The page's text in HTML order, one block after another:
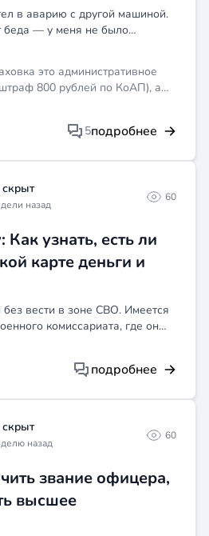
в аварию с другой машиной.
беда — у меня не было
это административное
800 рублей по КоАП), а
от наличия полиса.
из кармана, и суд может это
исполнительное
Советую не откладывать и
мной или другим юристом очно,
детали, оценить реальный
и выработать стратегию,
договориться с
о рассрочке, пока дело не
претензии.
5подробнее
назад
60
узнать, есть ли
карте деньги и
вести в зоне СВО. Имеется
комиссариата, где он
подробнее
назад
60
звание офицера,
высшее